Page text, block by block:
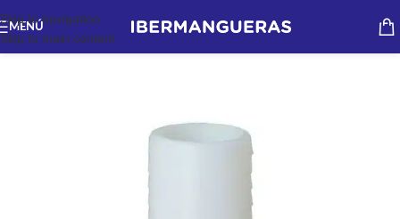
Skip to navigation
Skip to main content
MENÚ